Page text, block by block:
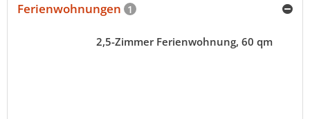
Ferienwohnungen 1
2,5-Zimmer Ferienwohnung, 60 qm